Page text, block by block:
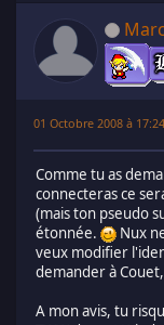
01 Octobre 2008 à 17:24
Comme tu as
connecteras ce
(mais ton pseudo
étonnée.
Nux
veux modifier
demander à
A mon avis, tu